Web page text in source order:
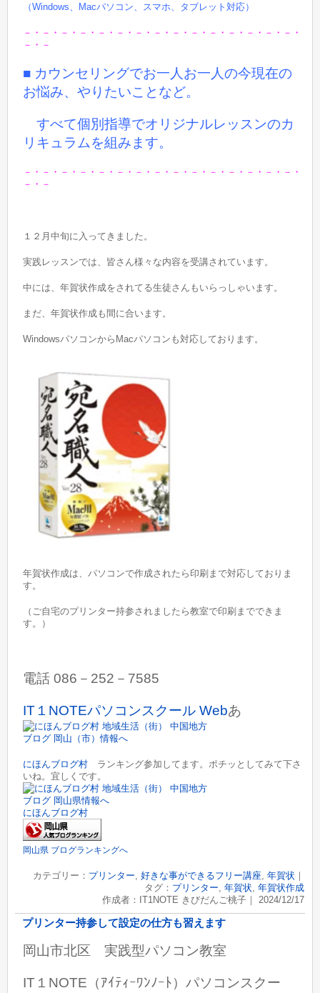
（Windows、Macパソコン、スマホ、タブレット対応）
－・－・－・－・－・－・－・－・－・－・－・－・－・－・－・
－・－
■ カウンセリングでお一人お一人の今現在の
お悩み、やりたいことなど。
すべて個別指導でオリジナルレッスンのカ
リキュラムを組みます。
－・－・－・－・－・－・－・－・－・－・－・－・－・－・－・
－・－
１２月中旬に入ってきました。
実践レッスンでは、皆さん様々な内容を受講されています。
中には、年賀状作成をされてる生徒さんもいらっしゃいます。
まだ、年賀状作成も間に合います。
WindowsパソコンからMacパソコンも対応しております。
年賀状作成は、パソコンで作成されたら印刷まで対応しておりま
す。
（ご自宅のプリンター持参されましたら教室で印刷までできま
す。）
電話 086－252－7585
IT１NOTEパソコンスクール Webあ
にほんブログ村 ランキング参加してます。ポチッとしてみて下さ
いね。宜しくです。
にほんブログ村
岡山県 ブログランキングへ
カテゴリー： プリンター, 好きな事ができるフリー講座, 年賀状 ｜
タグ： プリンター, 年賀状, 年賀状作成
作成者：IT1NOTE きびだんご桃子｜ 2024/12/17
プリンター持参して設定の仕方も習えます
岡山市北区 実践型パソコン教室
IT１NOTE（ｱｲﾃｨｰﾜﾝﾉｰﾄ）パソコンスクー